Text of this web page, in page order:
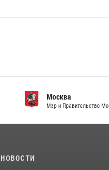
Москва
Мэр и Правительство Москвы
НОВОСТИ